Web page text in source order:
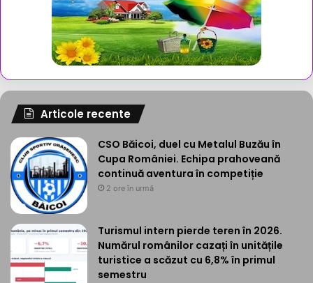
Articole recente
CSO Băicoi, duel cu Metalul Buzău în
Cupa României. Echipa prahoveană
continuă aventura în competiție
2 ore în urmă
Turismul intern pierde teren în 2026.
Numărul românilor cazați în unitățile
turistice a scăzut cu 6,8% în primul
semestru